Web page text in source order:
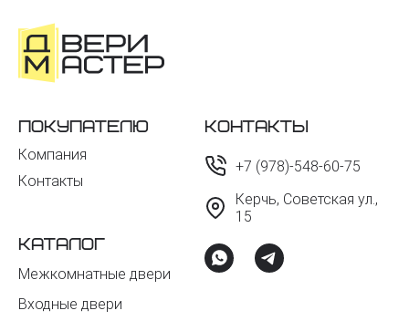
Покупателю
Компания
Контакты
Каталог
Межкомнатные двери
Входные двери
Контакты
+7 (978)-548-60-75
Керчь, Советская ул.,
15